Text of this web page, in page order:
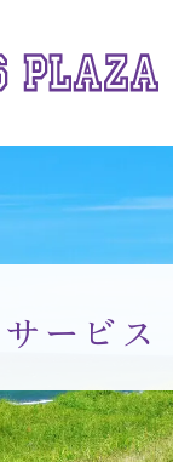
ービス